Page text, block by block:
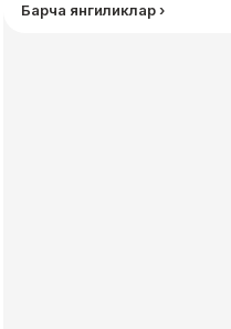
Барча янгиликлар ›